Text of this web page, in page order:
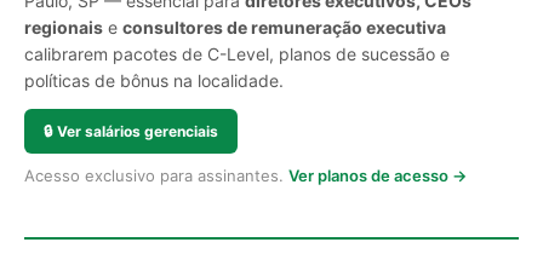
regionais e consultores de remuneração executiva
calibrarem pacotes de C-Level, planos de sucessão e
políticas de bônus na localidade.
🔒 Ver salários gerenciais
Acesso exclusivo para assinantes. Ver planos de acesso →